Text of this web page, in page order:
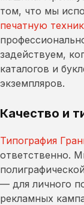
том, что мы
печатную
задействуем,
каталогов и
экземпляров.
Качество и
Типография
ответственно.
— для личного
рекламных